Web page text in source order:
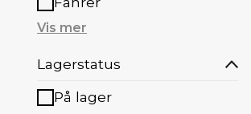
Vis mer
Lagerstatus
På lager